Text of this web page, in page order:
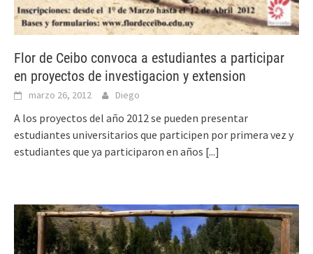
Flor de Ceibo convoca a estudiantes a participar
en proyectos de investigacion y extension
marzo 26, 2012 Diego
A los proyectos del año 2012 se pueden presentar
estudiantes universitarios que participen por primera vez y
estudiantes que ya participaron en años [...]